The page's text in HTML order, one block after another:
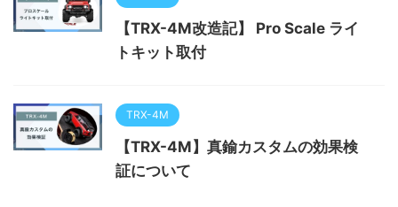
【TRX-4M改造記】 Pro Scale ライ
トキット取付
TRX-4M
【TRX-4M】真鍮カスタムの効果検
証について